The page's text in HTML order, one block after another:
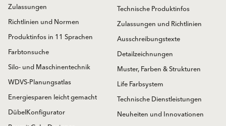
Zulassungen
Richtlinien und Normen
Produktinfos in 11 Sprachen
Farbtonsuche
Silo- und Maschinentechnik
WDVS-Planungsatlas
Energiesparen leicht gemacht
DübelKonfigurator
Technische Produktinfos
Zulassungen und Richtlinien
Ausschreibungstexte
Detailzeichnungen
Muster, Farben & Strukturen
Life Farbsystem
Technische Dienstleistungen
Neuheiten und Innovationen